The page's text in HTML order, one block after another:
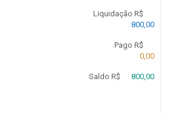
Liquidação R$
800,00
Pago R$
0,00
Saldo R$ 800,00